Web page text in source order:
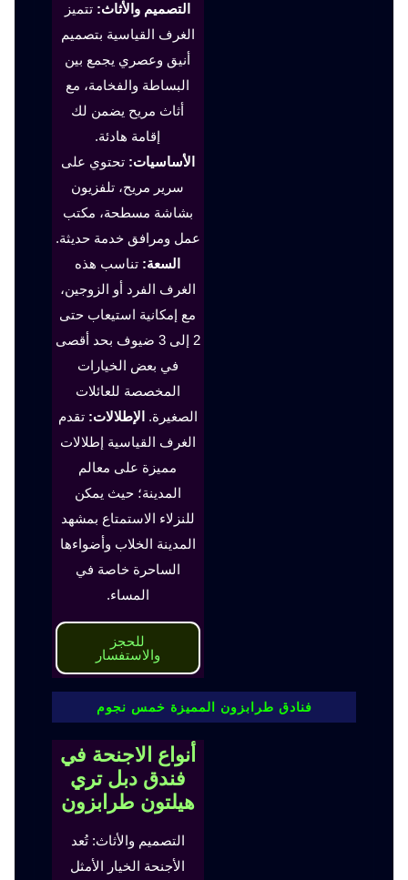
التصميم والأثاث: تتميز
الغرف القياسية بتصميم
أنيق وعصري يجمع بين
البساطة والفخامة، مع
أثاث مريح يضمن لك
إقامة هادئة.
الأساسيات: تحتوي على
سرير مريح، تلفزيون
بشاشة مسطحة، مكتب
عمل ومرافق خدمة حديثة.
السعة: تناسب هذه
الغرف الفرد أو الزوجين،
مع إمكانية استيعاب حتى
2 إلى 3 ضيوف بحد أقصى
في بعض الخيارات
المخصصة للعائلات
الصغيرة. الإطلالات: تقدم
الغرف القياسية إطلالات
مميزة على معالم
المدينة؛ حيث يمكن
للنزلاء الاستمتاع بمشهد
المدينة الخلاب وأضواءها
الساحرة خاصة في
المساء.
للحجز
والاستفسار
فنادق طرابزون المميزة خمس نجوم
أنواع الاجنحة في
فندق دبل تري
هيلتون طرابزون
التصميم والأثاث: تُعد
الأجنحة الخيار الأمثل